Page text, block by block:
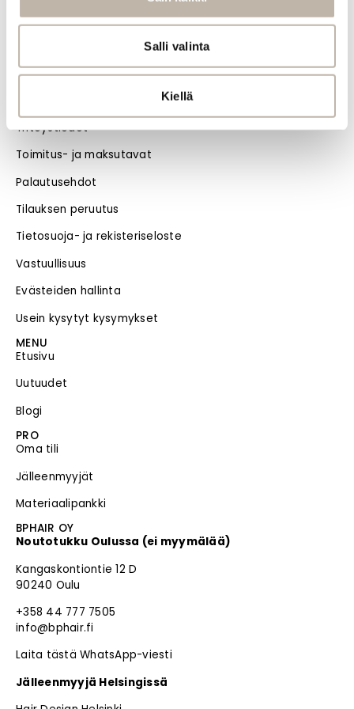
Salli valinta
Kiellä
BPhair Oy verotunniste
Y-tunnus: 2550381-9
INFO
Yhteystiedot
Toimitus- ja maksutavat
Palautusehdot
Tilauksen peruutus
Tietosuoja- ja rekisteriseloste
Vastuullisuus
Evästeiden hallinta
Usein kysytyt kysymykset
MENU
Etusivu
Uutuudet
Blogi
PRO
Oma tili
Jälleenmyyjät
Materiaalipankki
BPHAIR OY
Noutotukku Oulussa (ei myymälää)
Kangaskontiontie 12 D
90240 Oulu
+358 44 777 7505
info@bphair.fi
Laita tästä WhatsApp-viesti
Jälleenmyyjä Helsingissä